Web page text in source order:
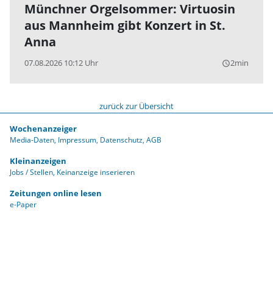
Münchner Orgelsommer: Virtuosin
aus Mannheim gibt Konzert in St.
Anna
07.08.2026 10:12 Uhr query_builder2min
zurück zur Übersicht
Wochenanzeiger
Media-Daten Impressum Datenschutz AGB
Kleinanzeigen
Jobs / Stellen Keinanzeige inserieren
Zeitungen online lesen
e-Paper